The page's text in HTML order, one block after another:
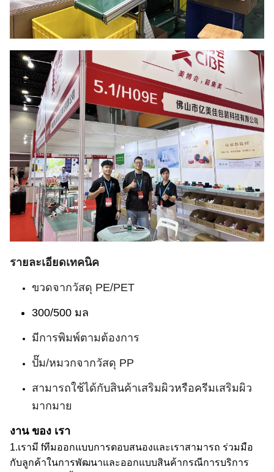
รายละเอียดเทคนิค
ขวดจากวัสดุ PE/PET
300/500 มล
มีการพิมพ์ตามต้องการ
ปั๊ม/หมวกจากวัสดุ PP
สามารถใช้ได้กับสินค้าเสริมผิวหรือครีมเสริมผิว
มากมาย
งาน ของ เรา
1.เรามี fทีมออกแบบการตอบสนองและเราสามารถ ร่วมมือ
กับลูกค้าในการพัฒนาและออกแบบสินค้ากรณีการบริการ